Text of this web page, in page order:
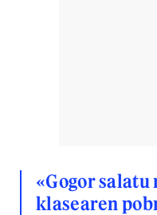
«Gogor
klasearen